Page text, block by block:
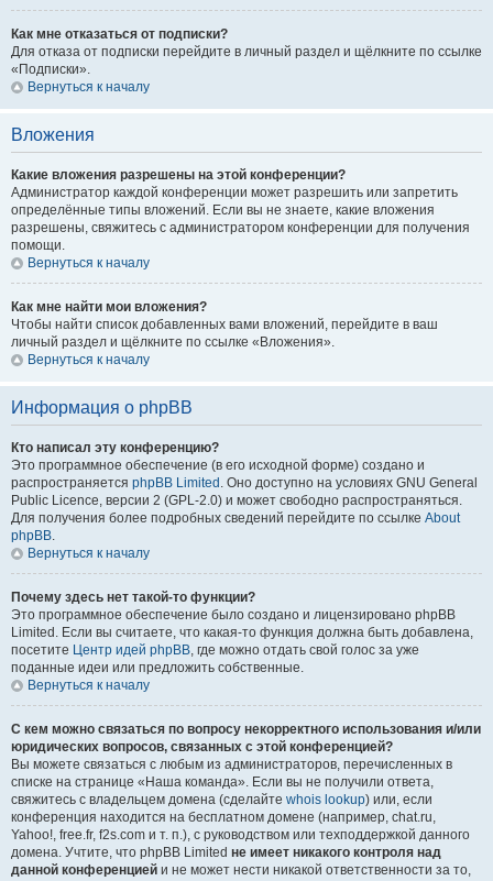
Как мне отказаться от подписки?
Для отказа от подписки перейдите в личный раздел и щёлкните по ссылке
«Подписки».
Вернуться к началу
Вложения
Какие вложения разрешены на этой конференции?
Администратор каждой конференции может разрешить или запретить
определённые типы вложений. Если вы не знаете, какие вложения
разрешены, свяжитесь с администратором конференции для получения
помощи.
Вернуться к началу
Как мне найти мои вложения?
Чтобы найти список добавленных вами вложений, перейдите в ваш
личный раздел и щёлкните по ссылке «Вложения».
Вернуться к началу
Информация о phpBB
Кто написал эту конференцию?
Это программное обеспечение (в его исходной форме) создано и
распространяется phpBB Limited . Оно доступно на условиях GNU General
Public Licence, версии 2 (GPL-2.0) и может свободно распространяться.
Для получения более подробных сведений перейдите по ссылке About
phpBB.
Вернуться к началу
Почему здесь нет такой-то функции?
Это программное обеспечение было создано и лицензировано phpBB
Limited. Если вы считаете, что какая-то функция должна быть добавлена,
посетите Центр идей phpBB, где можно отдать свой голос за уже
поданные идеи или предложить собственные.
Вернуться к началу
С кем можно связаться по вопросу некорректного использования и/или
юридических вопросов, связанных с этой конференцией?
Вы можете связаться с любым из администраторов, перечисленных в
списке на странице «Наша команда». Если вы не получили ответа,
свяжитесь с владельцем домена (сделайте whois lookup) или, если
конференция находится на бесплатном домене (например, chat.ru,
Yahoo!, free.fr, f2s.com и т. п.), с руководством или техподдержкой данного
домена. Учтите, что phpBB Limited не имеет никакого контроля над
данной конференцией и не может нести никакой ответственности за то,